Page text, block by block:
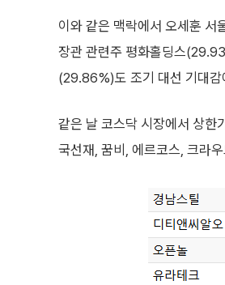
이와 같은 맥락에서 오세훈
장관 관련주 평화홀딩스
(29.86%)도 조기 대선 기대감
같은 날 코스닥 시장에서 상한
국선재, 꿈비, 에르코스, 크라